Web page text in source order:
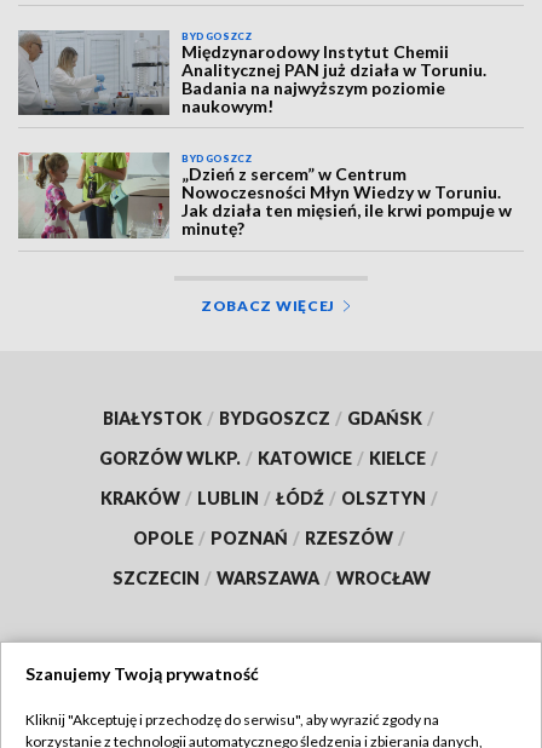
BYDGOSZCZ
Międzynarodowy Instytut Chemii
Analitycznej PAN już działa w Toruniu.
Badania na najwyższym poziomie
naukowym!
BYDGOSZCZ
„Dzień z sercem” w Centrum
Nowoczesności Młyn Wiedzy w Toruniu.
Jak działa ten mięsień, ile krwi pompuje w
minutę?
ZOBACZ WIĘCEJ
BIAŁYSTOK / BYDGOSZCZ / GDAŃSK /
GORZÓW WLKP. / KATOWICE / KIELCE /
KRAKÓW / LUBLIN / ŁÓDŹ / OLSZTYN /
OPOLE / POZNAŃ / RZESZÓW /
SZCZECIN / WARSZAWA / WROCŁAW
Szanujemy Twoją prywatność
Kliknij "Akceptuję i przechodzę do serwisu", aby wyrazić zgody na
korzystanie z technologii automatycznego śledzenia i zbierania danych,